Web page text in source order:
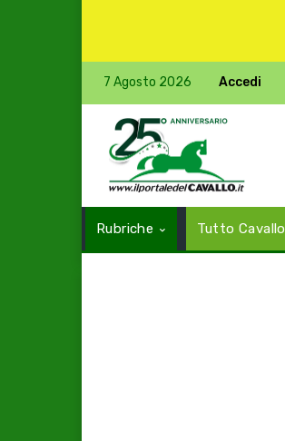
7 Agosto 2026 Accedi
Rubriche Tutto Cavallo